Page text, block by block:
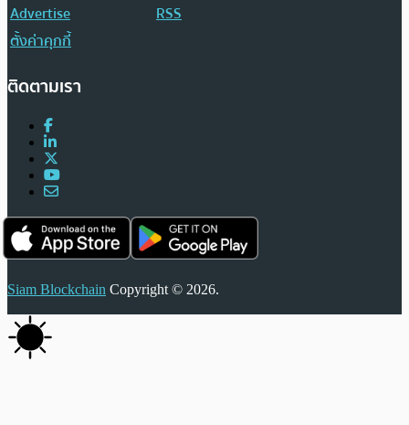
Advertise
RSS
ตั้งค่าคุกกี้
ติดตามเรา
Siam Blockchain Copyright © 2026.